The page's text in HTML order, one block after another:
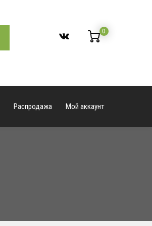
0
Распродажа Мой аккаунт